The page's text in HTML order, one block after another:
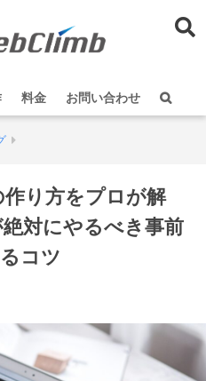
料金 お問い合わせ
り方をプロが解
対にやるべき事前
コツ